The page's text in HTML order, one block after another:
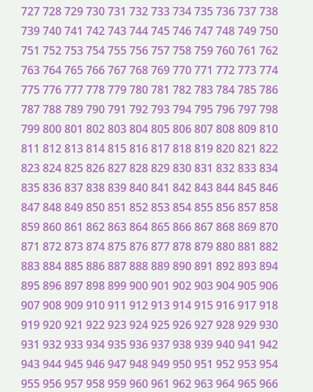
727728729730731 732733734735736737738
739740741 742743744745746747748749750
751 752753754755756757758759760761 762
763764765766767768769770771 772773774
775776777778779780781 782783784785786
787788789790791 792793794795796797798
799800801 802803804805806807808809810
811 812813814815816817818819820821 822
823824825826827828829830831 832833834
835836837838839840841 842843844845846
847848849850851 852853854855856857858
859860861 862863864865866867868869870
871 872873874875876877878879880881 882
883884885886887888889890891 892893894
895896897898899900901 902903904905906
907908909910911 912913914915916917918
919920921 922923924925926927928929930
931 932933934935936937938939940941 942
943944945946947948949950951 952953954
955956957958959960961 962963964965966